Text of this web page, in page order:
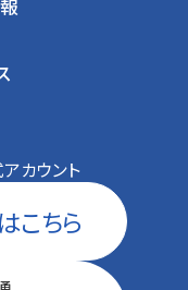
こちら
カウント